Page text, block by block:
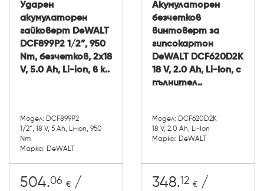
Ударен
акумулаторен
гайковерт DeWALT
DCF899P2 1/2”, 950
Nm, безчетков, 2x18
V, 5.0 Ah, Li-ion, в к..
Модел: DCF899P2
1/2”, 18 V, 5 Ah, Li-ion, 950
Nm
Марка: DeWALT
504.06 € /
Акумулаторен
безчетков
винтоверт за
гипсокартон
DeWALT DCF620D2K
18 V, 2.0 Ah, Li-Ion, с
пълнител..
Модел: DCF620D2K
18 V, 2.0 Ah, Li-Ion
Марка: DeWALT
348.12 € /